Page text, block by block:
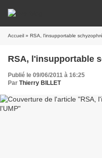
Accueil » RSA, l'insupportable
RSA, l'insupportable
Publié le 09/06/2011 à 16:25
Par Thierry BILLET